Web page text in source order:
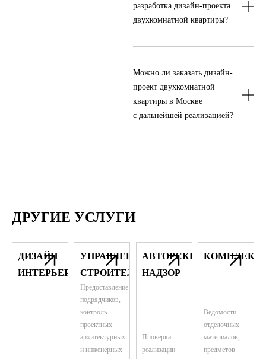
документация и ведомости материалов
разработка дизайн-проекта
двухкомнатной квартиры?
Срок зависит от площади, сложности
После знакомства с квартирой команда
сможет назвать реалистичные сроки.
Можно ли заказать дизайн-
проект двухкомнатной
квартиры в Москве
с дальнейшей реализацией?
Да, вместе с дизайн-проектом можно
ДРУГИЕ УСЛУГИ
ДИЗАЙН
ИНТЕРЬЕРА
УПРАВЛЕНИЕ
СТРОИТЕЛЬСТВОМ
Предоставление
подрядчиков,
контроль
проектных
архитектурных
и инженерных
АВТОРСКИЙ
НАДЗОР
Проверка
реализации
Ведомости
отделочных
материалов,
предметов